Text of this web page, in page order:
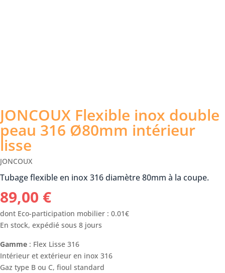
JONCOUX Flexible inox double
peau 316 Ø80mm intérieur
lisse
JONCOUX
Tubage flexible en inox 316 diamètre 80mm à la coupe.
89,00 €
dont Eco-participation mobilier : 0.01€
En stock, expédié sous 8 jours
Gamme : Flex Lisse 316
Intérieur et extérieur en inox 316
Gaz type B ou C, fioul standard